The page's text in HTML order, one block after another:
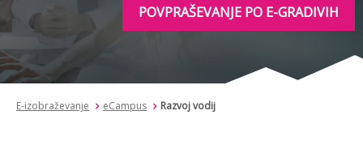
POVPRAŠEVANJE PO E-GRADIVIH
E-izobraževanje eCampus Razvoj vodij